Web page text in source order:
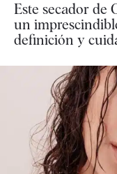
Este secador de
un
definición y